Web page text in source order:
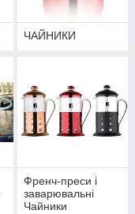
ЧАЙНИКИ
Френч-преси і
заварювальні
Чайники